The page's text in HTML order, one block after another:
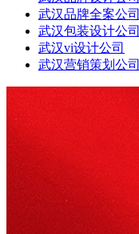
武汉品牌全案公司
武汉包装设计公司
武汉vi设计公司
武汉营销策划公司